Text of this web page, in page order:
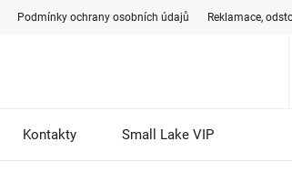
Podmínky ochrany osobních údajů Reklamace,
Kontakty Small Lake VIP